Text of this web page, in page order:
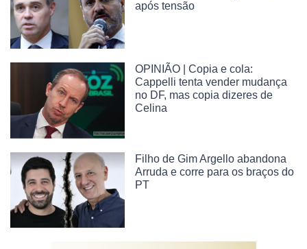
após tensão
OPINIÃO | Copia e cola:
Cappelli tenta vender mudança
no DF, mas copia dizeres de
Celina
Filho de Gim Argello abandona
Arruda e corre para os braços do
PT